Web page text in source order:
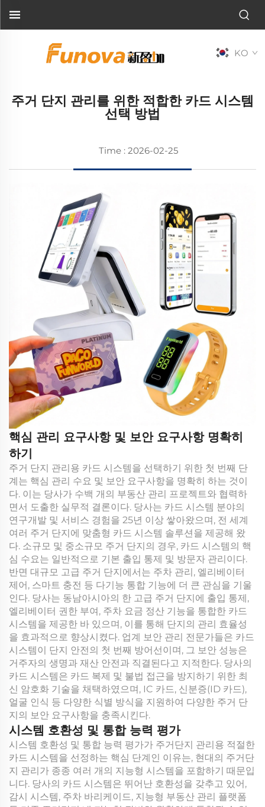
KO
주거 단지 관리를 위한 적합한 카드 시스템
선택 방법
Time : 2026-02-25
핵심 관리 요구사항 및 보안 요구사항 명확히
하기
주거 단지 관리용 카드 시스템을 선택하기 위한 첫 번째 단
계는 핵심 관리 수요 및 보안 요구사항을 명확히 하는 것이
다. 이는 당사가 수백 개의 부동산 관리 프로젝트와 협력하
면서 도출한 실무적 결론이다. 당사는 카드 시스템 분야의
연구개발 및 서비스 경험을 25년 이상 쌓아왔으며, 전 세계
여러 주거 단지에 맞춤형 카드 시스템 솔루션을 제공해 왔
다. 소규모 및 중소규모 주거 단지의 경우, 카드 시스템의 핵
심 수요는 일반적으로 기본 출입 통제 및 방문자 관리이다.
반면 대규모 고급 주거 단지에서는 주차 관리, 엘리베이터
제어, 스마트 충전 등 다기능 통합 기능에 더 큰 관심을 기울
인다. 당사는 동남아시아의 한 고급 주거 단지에 출입 통제,
엘리베이터 권한 부여, 주차 요금 정산 기능을 통합한 카드
시스템을 제공한 바 있으며, 이를 통해 단지의 관리 효율성
을 효과적으로 향상시켰다. 업계 보안 관리 전문가들은 카드
시스템이 단지 안전의 첫 번째 방어선이며, 그 보안 성능은
거주자의 생명과 재산 안전과 직결된다고 지적한다. 당사의
카드 시스템은 카드 복제 및 불법 접근을 방지하기 위한 최
신 암호화 기술을 채택하였으며, IC 카드, 신분증(ID 카드),
얼굴 인식 등 다양한 식별 방식을 지원하여 다양한 주거 단
지의 보안 요구사항을 충족시킨다.
시스템 호환성 및 통합 능력 평가
시스템 호환성 및 통합 능력 평가가 주거단지 관리용 적절한
카드 시스템을 선정하는 핵심 단계인 이유는, 현대의 주거단
지 관리가 종종 여러 개의 지능형 시스템을 포함하기 때문입
니다. 당사의 카드 시스템은 뛰어난 호환성을 갖추고 있어,
감시 시스템, 주차 바리케이드, 지능형 부동산 관리 플랫폼